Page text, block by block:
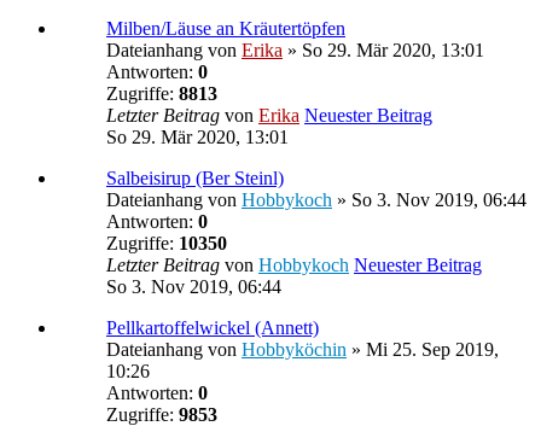
Milben/Läuse an Kräutertöpfen
Dateianhang von Erika » So 29. Mär 2020, 13:01
Antworten: 0
Zugriffe: 8813
Letzter Beitrag von Erika Neuester Beitrag
So 29. Mär 2020, 13:01
Salbeisirup (Ber Steinl)
Dateianhang von Hobbykoch » So 3. Nov 2019, 06:44
Antworten: 0
Zugriffe: 10350
Letzter Beitrag von Hobbykoch Neuester Beitrag
So 3. Nov 2019, 06:44
Pellkartoffelwickel (Annett)
Dateianhang von Hobbyköchin » Mi 25. Sep 2019,
10:26
Antworten: 0
Zugriffe: 9853